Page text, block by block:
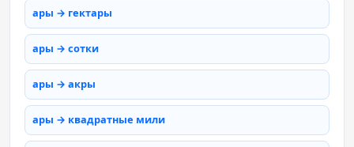
ары → гектары
ары → сотки
ары → акры
ары → квадратные мили